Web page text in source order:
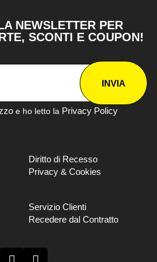
NEWSLETTER PER
SCONTI E COUPON!
INVIA
e ho letto la Privacy Policy
Diritto di Recesso
Privacy & Cookies
Servizio Clienti
Recedere dal Contratto